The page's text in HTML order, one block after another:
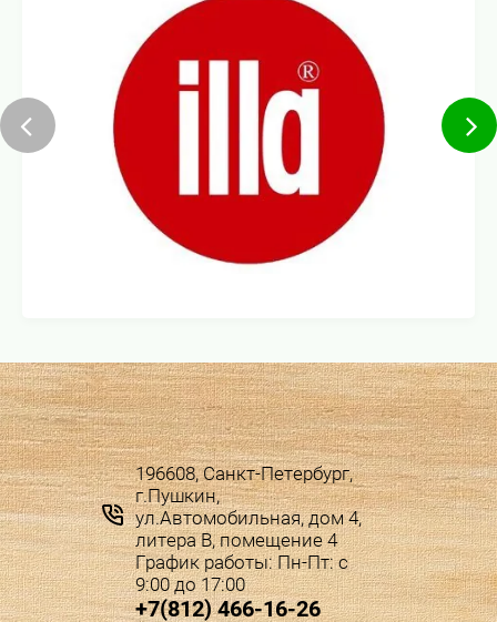
196608, Санкт-Петербург,
г.Пушкин,
ул.Автомобильная, дом 4,
литера В, помещение 4
График работы: Пн-Пт: с
9:00 до 17:00
+7(812) 466-16-26